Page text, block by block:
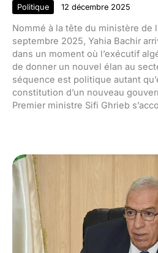
Politique 12 décembre 2025
Nommé à la tête du ministère de
septembre 2025, Yahia Bachir
dans un moment où l’exécutif
de donner un nouvel élan au
séquence est politique autant
constitution d’un nouveau
Premier ministre Sifi Ghrieb